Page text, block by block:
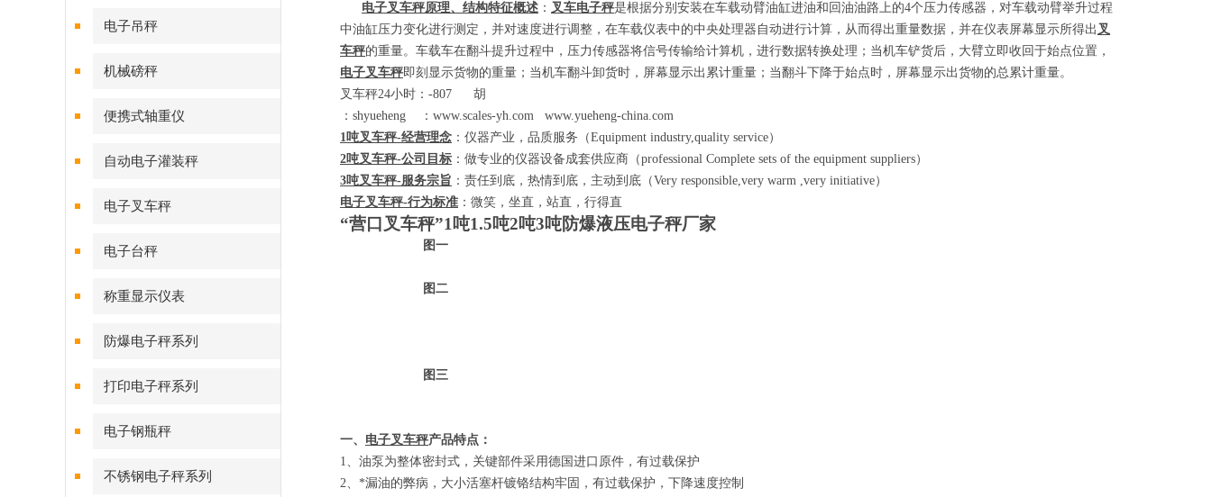
电子吊秤
机械磅秤
便携式轴重仪
自动电子灌装秤
电子叉车秤
电子台秤
称重显示仪表
防爆电子秤系列
打印电子秤系列
电子钢瓶秤
不锈钢电子秤系列
电子叉车秤原理、结构特征概述 ： 叉车电子秤是根据分别安装在车载动臂油缸进油和回油油路上的4个压力传感器，对车载动臂举升过程
中油缸压力变化进行测定，并对速度进行调整，在车载仪表中的中央处理器自动进行计算，从而得出重量数据，并在仪表屏幕显示所得出 叉
车秤的重量。车载车在翻斗提升过程中，压力传感器将信号传输给计算机，进行数据转换处理；当机车铲货后，大臂立即收回于始点位置，
电子叉车秤即刻显示货物的重量；当机车翻斗卸货时，屏幕显示出累计重量；当翻斗下降于始点时，屏幕显示出货物的总累计重量。
叉车秤24小时： -807 胡
： shyueheng ： www.scales-yh.com www.yueheng-china.com
1吨叉车秤-经营理念 ：仪器产业，品质服务（Equipment industry,quality service）
2吨叉车秤-公司目标 ：做专业的仪器设备成套供应商（professional Complete sets of the equipment suppliers）
3吨叉车秤-服务宗旨 ：责任到底，热情到底，主动到底（Very responsible,very warm ,very initiative）
电子叉车秤-行为标准 ：微笑，坐直，站直，行得直
“营口叉车秤”1 吨1.5吨2吨3吨防爆液压电子秤厂家
图一
图二
图三
一、 电子叉车秤产品特点 ：
1、 油泵为整体密封式，关键部件采用德国进口原件，有过载保护
2、 *漏油的弊病，大小活塞杆镀铬结构牢固，有过载保护，下降速度控制